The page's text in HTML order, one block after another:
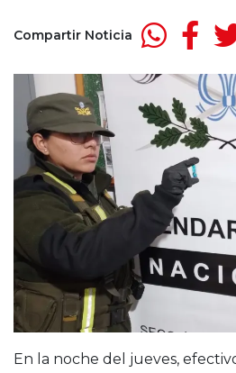
Compartir Noticia
En la noche del jueves,